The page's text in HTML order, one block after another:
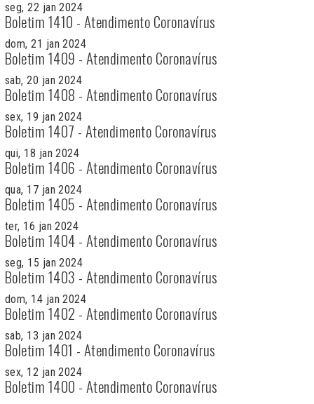
seg, 22 jan 2024
Boletim 1410 - Atendimento Coronavírus
dom, 21 jan 2024
Boletim 1409 - Atendimento Coronavírus
sab, 20 jan 2024
Boletim 1408 - Atendimento Coronavírus
sex, 19 jan 2024
Boletim 1407 - Atendimento Coronavírus
qui, 18 jan 2024
Boletim 1406 - Atendimento Coronavírus
qua, 17 jan 2024
Boletim 1405 - Atendimento Coronavírus
ter, 16 jan 2024
Boletim 1404 - Atendimento Coronavírus
seg, 15 jan 2024
Boletim 1403 - Atendimento Coronavírus
dom, 14 jan 2024
Boletim 1402 - Atendimento Coronavírus
sab, 13 jan 2024
Boletim 1401 - Atendimento Coronavírus
sex, 12 jan 2024
Boletim 1400 - Atendimento Coronavírus